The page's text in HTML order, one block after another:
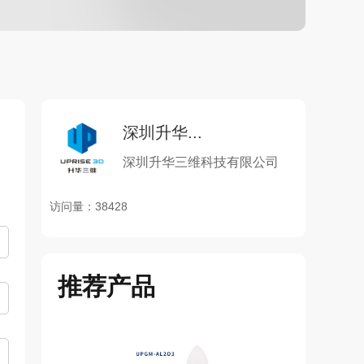
深圳升华...
深圳升华三维科技有限公司
访问量：38428
推荐产品